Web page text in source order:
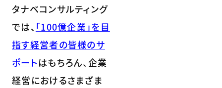
タナベコンサルティング
では、 「100億企業」を目
指す経営者の皆様のサ
ポートはもちろん、企業
経営におけるさまざま